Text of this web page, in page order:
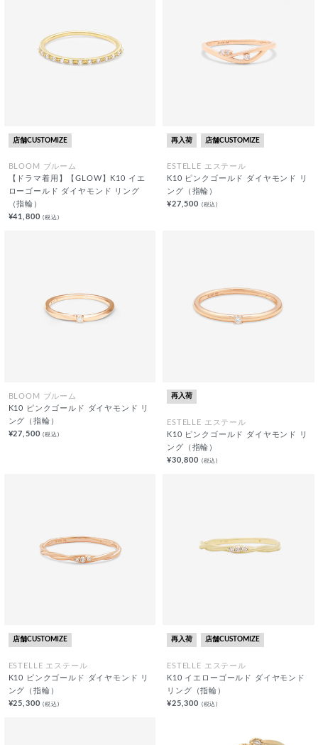
店舗CUSTOMIZE
BLOOM ブルーム
【ドラマ着用】【GLOW】K10 イエ
ローゴールド ダイヤモンド リング
（指輪）
¥41,800(税込)
再入荷 店舗CUSTOMIZE
ESTELLE エステール
K10 ピンクゴールド ダイヤモンド リ
ング（指輪）
¥27,500 (税込)
BLOOM ブルーム
K10 ピンクゴールド ダイヤモンド リ
ング（指輪）
¥27,500(税込)
再入荷
ESTELLE エステール
K10 ピンクゴールド ダイヤモンド リ
ング（指輪）
¥30,800 (税込)
店舗CUSTOMIZE
ESTELLE エステール
K10 ピンクゴールド ダイヤモンド リ
ング（指輪）
¥25,300(税込)
再入荷 店舗CUSTOMIZE
ESTELLE エステール
K10 イエローゴールド ダイヤモンド
リング（指輪）
¥25,300 (税込)